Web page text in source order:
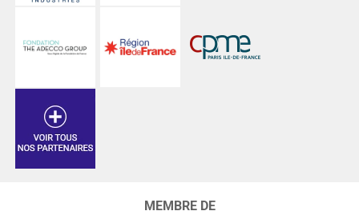
MEMBRE DE